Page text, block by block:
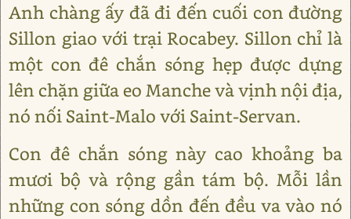
Anh chàng ấy đã đi đến cuối con đường
Sillon giao với trại Rocabey. Sillon chỉ là
một con đê chắn sóng hẹp được dựng
lên chặn giữa eo Manche và vịnh nội địa,
nó nối Saint-Malo với Saint-Servan.
Con đê chắn sóng này cao khoảng ba
mươi bộ và rộng gần tám bộ. Mỗi lần
những con sóng dồn đến đều va vào nó